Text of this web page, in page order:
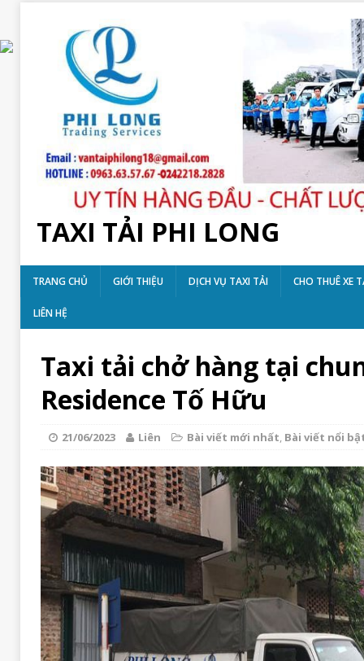
TAXI TẢI PHI LONG
TRANG CHỦ GIỚI THIỆU DỊCH VỤ TAXI TẢI CHO THUÊ XE
LIÊN HỆ
Taxi tải chở hàng tại
Residence Tố Hữu
21/06/2023 Liên Bài viết mới nhất, Bài viết nổi